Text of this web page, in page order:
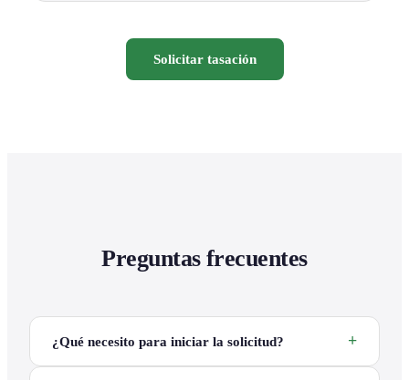
Solicitar tasación
Preguntas frecuentes
¿Qué necesito para iniciar la solicitud?